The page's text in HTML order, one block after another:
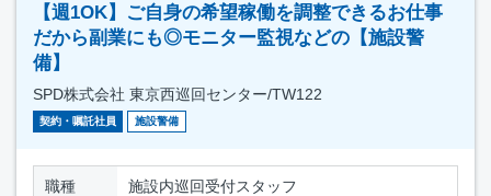
【週1OK】ご自身の希望稼働を調整できるお仕事
だから副業にも◎モニター監視などの【施設警
備】
SPD株式会社 東京西巡回センター/TW122
契約・嘱託社員 施設警備
職種 施設内巡回受付スタッフ